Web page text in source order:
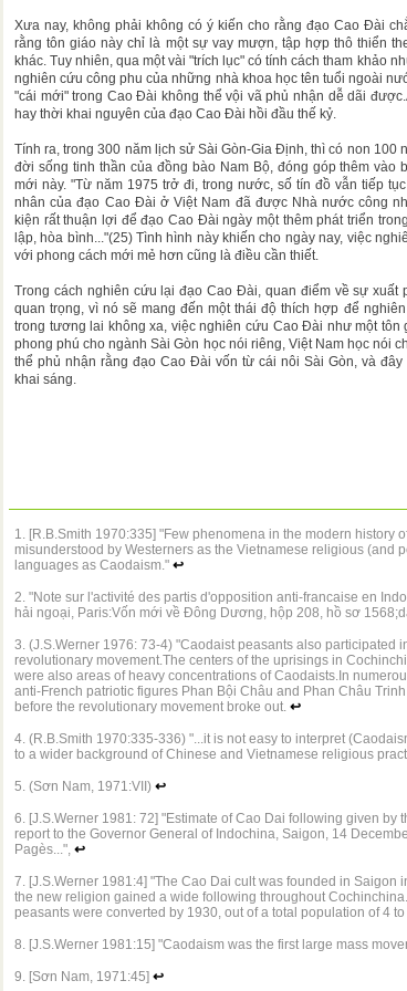
Xưa nay, không phải không có ý kiến cho rằng đạo Cao Đài
rằng tôn giáo này chỉ là một sự vay mượn, tập hợp thô thiển
khác. Tuy nhiên, qua một vài "trích lục" có tính cách tham khảo
nghiên cứu công phu của những nhà khoa học tên tuổi ngoài
"cái mới" trong Cao Đài không thể vội vã phủ nhận dễ dãi
hay thời khai nguyên của đạo Cao Đài hồi đầu thế kỷ.
Tính ra, trong 300 năm lịch sử Sài Gòn-Gia Định, thì có non 100
đời sống tinh thần của đồng bào Nam Bộ, đóng góp thêm vào
mới này. "Từ năm 1975 trở đi, trong nước, số tín đồ vẫn tiếp
nhân của đạo Cao Đài ở Việt Nam đã được Nhà nước công
kiện rất thuận lợi để đạo Cao Đài ngày một thêm phát triển
lập, hòa bình..."(25) Tình hình này khiến cho ngày nay, việc
với phong cách mới mẻ hơn cũng là điều cần thiết.
Trong cách nghiên cứu lại đạo Cao Đài, quan điểm về sự xuất
quan trọng, vì nó sẽ mang đến một thái độ thích hợp để
trong tương lai không xa, việc nghiên cứu Cao Đài như một tôn
phong phú cho ngành Sài Gòn học nói riêng, Việt Nam học nói
thể phủ nhận rằng đạo Cao Đài vốn từ cái nôi Sài Gòn, và
khai sáng.
1. [R.B.Smith 1970:335] "Few phenomena in the modern history
misunderstood by Westerners as the Vietnamese religious (and
languages as Caodaism." ↩
2. "Note sur l'activité des partis d'opposition anti-francaise en
hải ngoại, Paris:Vốn mới về Đông Dương, hộp 208, hồ sơ
3. (J.S.Werner 1976: 73-4) "Caodaist peasants also participated
revolutionary movement.The centers of the uprisings in
were also areas of heavy concentrations of Caodaists.In
anti-French patriotic figures Phan Bội Châu and Phan Châu
before the revolutionary movement broke out. ↩
4. (R.B.Smith 1970:335-336) "...it is not easy to interpret
to a wider background of Chinese and Vietnamese religious
5. (Sơn Nam, 1971:VII) ↩
6. [J.S.Werner 1981: 72] "Estimate of Cao Dai following given by
report to the Governor General of Indochina, Saigon, 14
Pagès...", ↩
7. [J.S.Werner 1981:4] "The Cao Dai cult was founded in Saigon
the new religion gained a wide following throughout
peasants were converted by 1930, out of a total population of 4
8. [J.S.Werner 1981:15] "Caodaism was the first large mass
9. [Sơn Nam, 1971:45] ↩